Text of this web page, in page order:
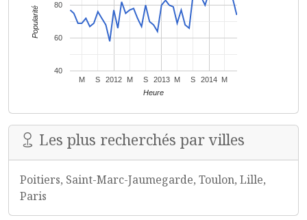
2012 2013 2014
M S M S M S M
40
60
80
Heure
Popularité
Les plus recherchés par villes
Poitiers, Saint-Marc-Jaumegarde, Toulon, Lille,
Paris